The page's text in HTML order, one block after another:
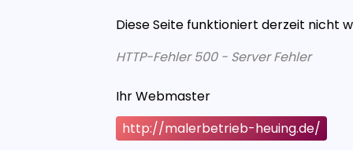
Diese Seite funktioniert derzeit nicht
HTTP-Fehler 500 - Server Fehler
Ihr Webmaster
http://malerbetrieb-heuing.de/